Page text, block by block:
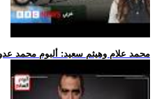
.. محمد علام وهيثم سعيد: ألبوم محمد